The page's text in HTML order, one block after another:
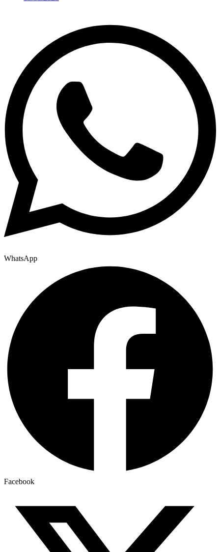
WhatsApp
Facebook